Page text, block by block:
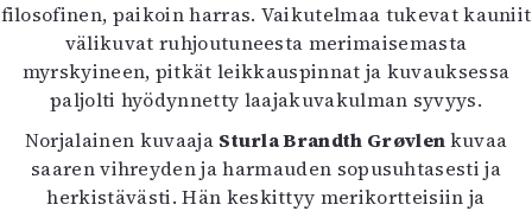
Info
Tilaus ja irtonumerot
Yhteistyössä
Toimitus
Mediatiedot
Kaltio ry
filosofinen, paikoin harras. Vaikutelmaa tukevat kauniit
välikuvat ruhjoutuneesta merimaisemasta
myrskyineen, pitkät leikkauspinnat ja kuvauksessa
paljolti hyödynnetty laajakuvakulman syvyys.
Norjalainen kuvaaja Sturla Brandth Grøvlenkuvaa
saaren vihreyden ja harmauden sopusuhtasesti ja
herkistävästi. Hän keskittyy merikortteisiin ja